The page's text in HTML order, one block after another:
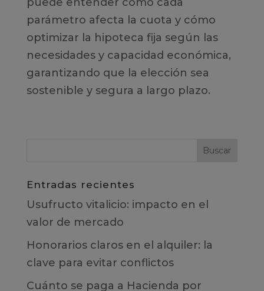
parámetro afecta la cuota y cómo
optimizar la hipoteca fija según las
necesidades y capacidad económica,
garantizando que la elección sea
sostenible y segura a largo plazo.
Entradas recientes
Usufructo vitalicio: impacto en el
valor de mercado
Honorarios claros en el alquiler: la
clave para evitar conflictos
Cuánto se paga a Hacienda por